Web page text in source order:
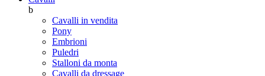
b
Cavalli in vendita
Pony
Embrioni
Puledri
Stalloni da monta
Cavalli da dressage